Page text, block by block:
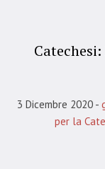
3 Dicembre 2020
per la